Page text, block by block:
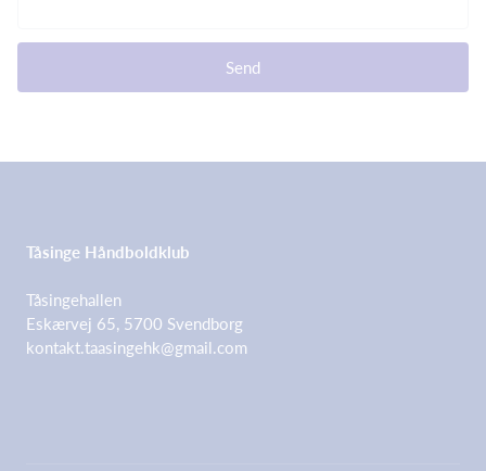
Send
Tåsinge Håndboldklub
Tåsingehallen
Eskærvej 65, 5700 Svendborg
kontakt.taasingehk@gmail.com